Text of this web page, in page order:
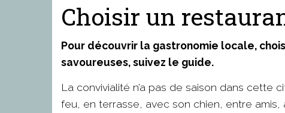
Choisir un
Pour découvrir la gastronomie locale,
savoureuses, suivez le guide.
La convivialité n’a pas de saison dans cette
feu, en terrasse, avec son chien, entre